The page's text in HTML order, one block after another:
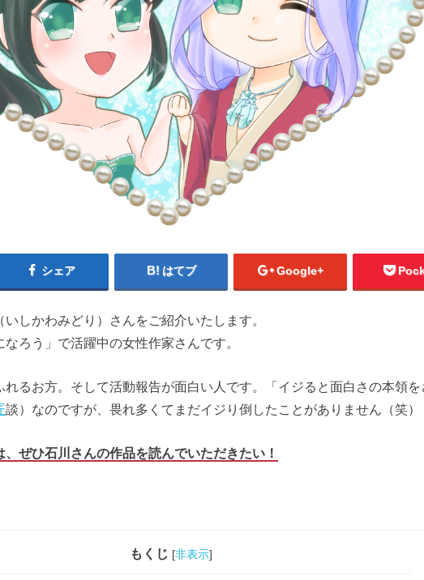
シェア はてブ Google+
しかわみどり）さんをご紹介いたします。
ろう」で活躍中の女性作家さんです。
るお方。そして活動報告が面白い人です。「イジると面白さの本領を
談）なのですが、畏れ多くてまだイジり倒したことがありません（笑）
ぜひ石川さんの作品を読んでいただきたい！
もくじ [非表示]